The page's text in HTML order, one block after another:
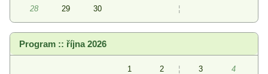
28
29 30 ¦
Program :: října 2026
1 2 ¦ 3
4